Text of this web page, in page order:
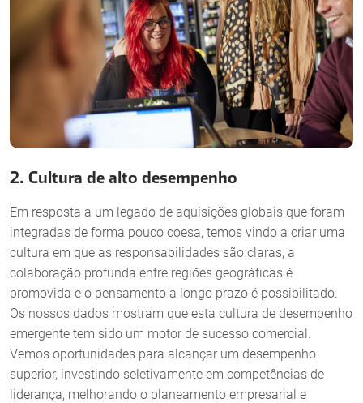
2. Cultura de alto desempenho
Em resposta a um legado de aquisições globais que foram
integradas de forma pouco coesa, temos vindo a criar uma
cultura em que as responsabilidades são claras, a
colaboração profunda entre regiões geográficas é
promovida e o pensamento a longo prazo é possibilitado.
Os nossos dados mostram que esta cultura de desempenho
emergente tem sido um motor de sucesso comercial.
Vemos oportunidades para alcançar um desempenho
superior, investindo seletivamente em competências de
liderança, melhorando o planeamento empresarial e